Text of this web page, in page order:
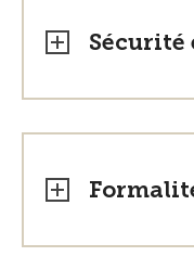
Sécurité